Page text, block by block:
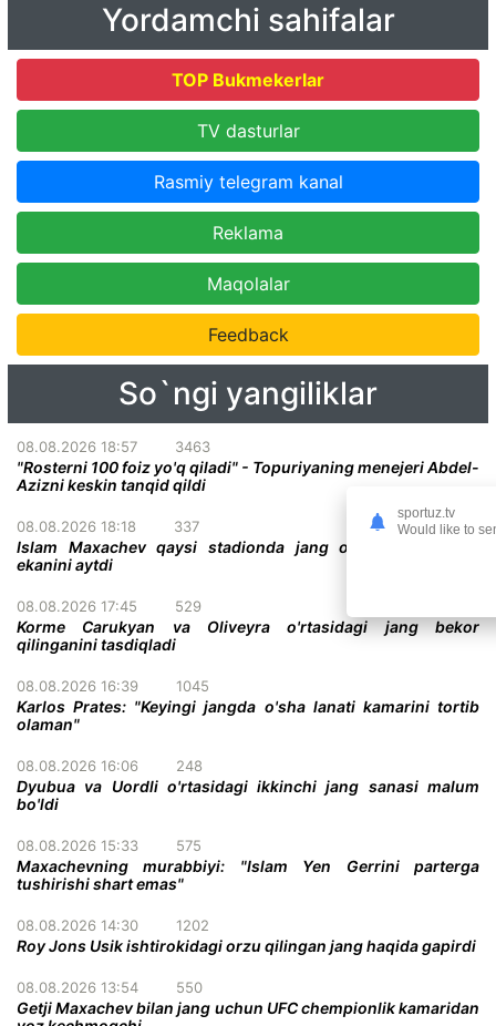
Yordamchi sahifalar
TOP Bukmekerlar
TV dasturlar
Rasmiy telegram kanal
Reklama
Maqolalar
Feedback
So`ngi yangiliklar
08.08.2026 18:57 3463
"Rosterni 100 foiz yo'q qiladi" - Topuriyaning menejeri Abdel-
Azizni keskin tanqid qildi
08.08.2026 18:18 337
Islam Maxachev qaysi stadionda jang o'tkazish istagida
ekanini aytdi
08.08.2026 17:45 529
Korme Carukyan va Oliveyra o'rtasidagi jang bekor
qilinganini tasdiqladi
08.08.2026 16:39 1045
Karlos Prates: "Keyingi jangda o'sha lanati kamarini tortib
olaman"
08.08.2026 16:06 248
Dyubua va Uordli o'rtasidagi ikkinchi jang sanasi malum
bo'ldi
08.08.2026 15:33 575
Maxachevning murabbiyi: "Islam Yen Gerrini parterga
tushirishi shart emas"
08.08.2026 14:30 1202
Roy Jons Usik ishtirokidagi orzu qilingan jang haqida gapirdi
08.08.2026 13:54 550
Getji Maxachev bilan jang uchun UFC chempionlik kamaridan
sportuz.tv
Would like to